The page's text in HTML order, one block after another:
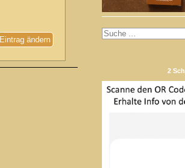
Eintrag ändern
2